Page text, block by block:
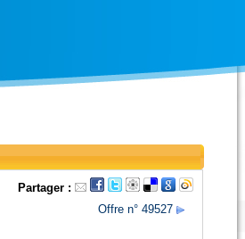
Partager :
Offre n° 49527